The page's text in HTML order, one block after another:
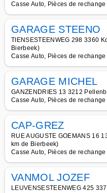
Casse Auto, Pièces de
GARAGE STEENO
TIENSESTEENWEG 298 3360
Bierbeek)
Casse Auto, Pièces de
GARAGE MICHEL
GANZENDRIES 13 3212
Casse Auto, Pièces de
CAP-GREZ
RUE AUGUSTE GOEMANS 16
km de Bierbeek)
Casse Auto, Pièces de
VANMOL JOZEF
LEUVENSESTEENWEG 425